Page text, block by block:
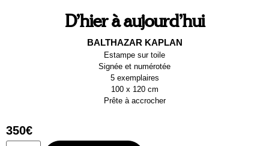
D’hier à aujourd’hui
BALTHAZAR KAPLAN
Estampe sur toile
Signée et numérotée
5 exemplaires
100 x 120 cm
Prête à accrocher
350€